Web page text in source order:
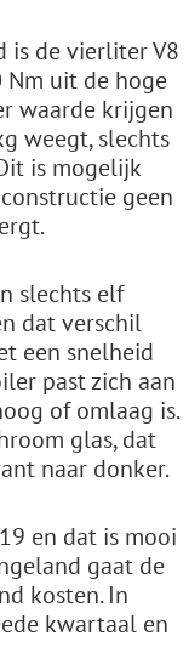
is de vierliter V8
uit de hoge
waarde krijgen
weegt, slechts
is mogelijk
geen
slechts elf
dat verschil
een snelheid
past zich aan
of omlaag is.
glas, dat
naar donker.
en dat is mooi
gaat de
kosten. In
kwartaal en